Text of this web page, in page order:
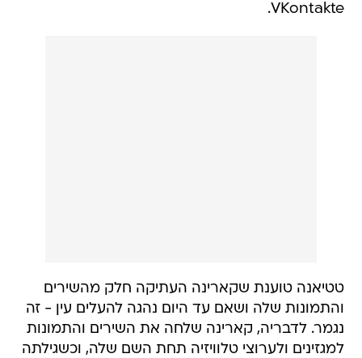
נגמר. לדבריה, קארינה שלחה את השירים והתמונות
למגזינים ולערוצי טלוויזיה תחת השם שלה, וכשגילתה
על כוונתה של טטיאנה לתבוע אותה, היא פרסמה
את התמונות גם באתרים המציעים שירותי זנות